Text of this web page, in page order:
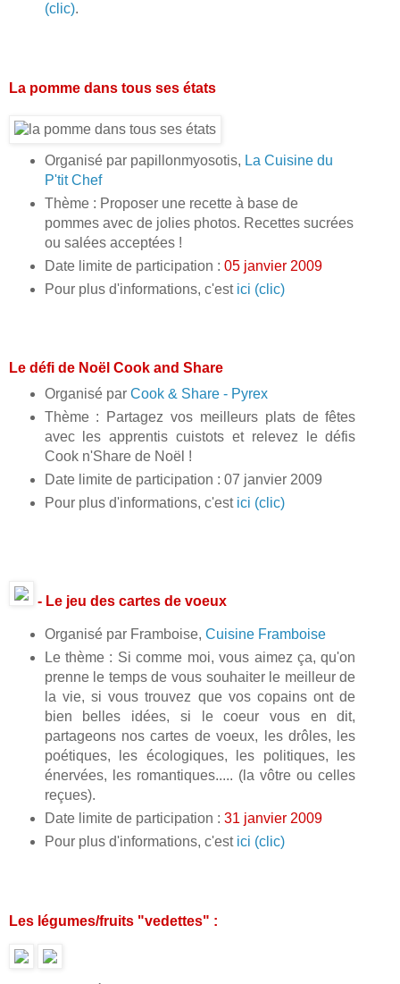
(clic).
La pomme dans tous ses états
Organisé par papillonmyosotis, La Cuisine du
P'tit Chef
Thème : Proposer une recette à base de
pommes avec de jolies photos. Recettes sucrées
ou salées acceptées !
Date limite de participation : 05 janvier 2009
Pour plus d'informations, c'est ici (clic)
Le défi de Noël Cook and Share
Organisé par Cook & Share - Pyrex
Thème : Partagez vos meilleurs plats de fêtes
avec les apprentis cuistots et relevez le défis
Cook n'Share de Noël !
Date limite de participation : 07 janvier 2009
Pour plus d'informations, c'est ici (clic)
- Le jeu des cartes de voeux
Organisé par Framboise, Cuisine Framboise
Le thème : Si comme moi, vous aimez ça, qu'on
prenne le temps de vous souhaiter le meilleur de
la vie, si vous trouvez que vos copains ont de
bien belles idées, si le coeur vous en dit,
partageons nos cartes de voeux, les drôles, les
poétiques, les écologiques, les politiques, les
énervées, les romantiques..... (la vôtre ou celles
reçues).
Date limite de participation : 31 janvier 2009
Pour plus d'informations, c'est ici (clic)
Les légumes/fruits "vedettes" :